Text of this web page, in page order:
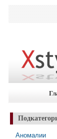
Аномалии